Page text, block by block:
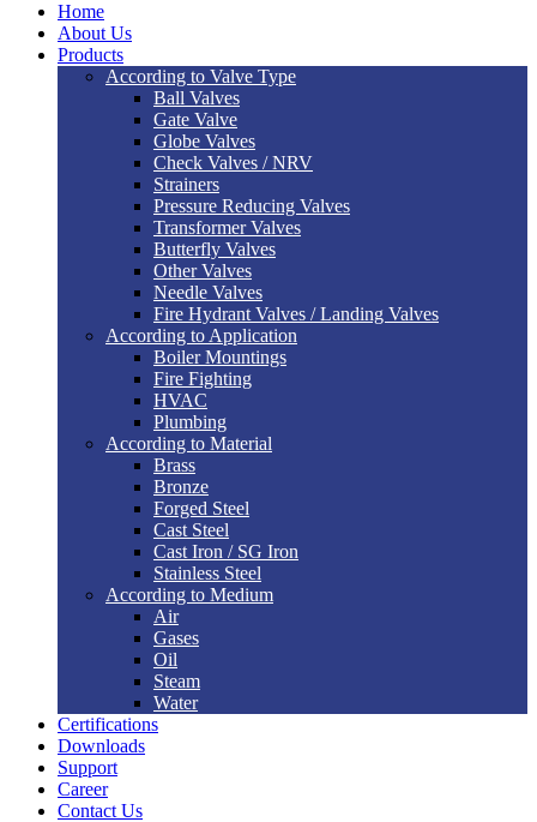
Home
About Us
Products
According to Valve Type
Ball Valves
Gate Valve
Globe Valves
Check Valves / NRV
Strainers
Pressure Reducing Valves
Transformer Valves
Butterfly Valves
Other Valves
Needle Valves
Fire Hydrant Valves / Landing Valves
According to Application
Boiler Mountings
Fire Fighting
HVAC
Plumbing
According to Material
Brass
Bronze
Forged Steel
Cast Steel
Cast Iron / SG Iron
Stainless Steel
According to Medium
Air
Gases
Oil
Steam
Water
Certifications
Downloads
Support
Career
Contact Us